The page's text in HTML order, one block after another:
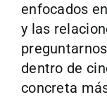
enfocados
y las
dentro de
concreta